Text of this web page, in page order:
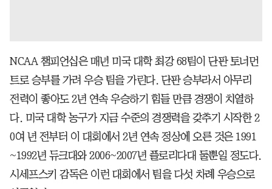
NCAA 챔피언십은 매년 미국 대학 최강 68팀이 단판 토너먼
트로 승부를 가려 우승 팀을 가린다. 단판 승부라서 아무리
전력이 좋아도 2년 연속 우승하기 힘들 만큼 경쟁이 치열하
다. 미국 대학 농구가 지금 수준의 경쟁력을 갖추기 시작한 2
0여 년 전부터 이 대회에서 2년 연속 정상에 오른 것은 1991
~1992년 듀크대와 2006~2007년 플로리다대 둘뿐일 정도다.
시세프스키 감독은 이런 대회에서 팀을 다섯 차례 우승으로